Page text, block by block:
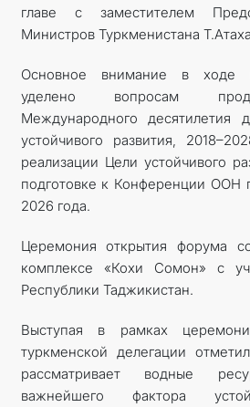
главе с заместителем
Министров Туркменистана
Основное внимание в ходе
уделено вопросам
Международного десятилетия
устойчивого развития,
реализации Цели устойчивого
подготовке к Конференции ООН
2026 года.
Церемония открытия форума
комплексе «Кохи Сомон» с
Республики Таджикистан.
Выступая в рамках
туркменской делегации
рассматривает водные
важнейшего фактора